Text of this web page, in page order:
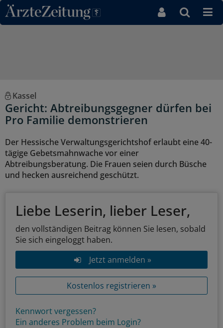
Direkt zum Inhaltsbereich
Kassel
Gericht: Abtreibungsgegner dürfen bei
Pro Familie demonstrieren
Der Hessische Verwaltungsgerichtshof erlaubt eine 40-
tägige Gebetsmahnwache vor einer
Abtreibungsberatung. Die Frauen seien durch Büsche
und hecken ausreichend geschützt.
Liebe Leserin, lieber Leser,
den vollständigen Beitrag können Sie lesen, sobald
Sie sich eingeloggt haben.
Jetzt anmelden »
Kostenlos registrieren »
Kennwort vergessen?
Ein anderes Problem beim Login?